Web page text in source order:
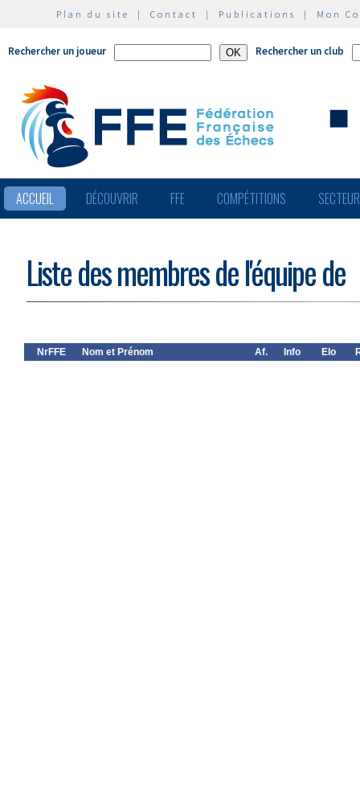
Plan du site | Contact | Publications | Mon
Rechercher un joueur Rechercher un club
ACCUEIL DÉCOUVRIR FFE COMPÉTITIONS
Liste des membres de l'équipe de
NrFFE Nom et Prénom Af. Info Elo